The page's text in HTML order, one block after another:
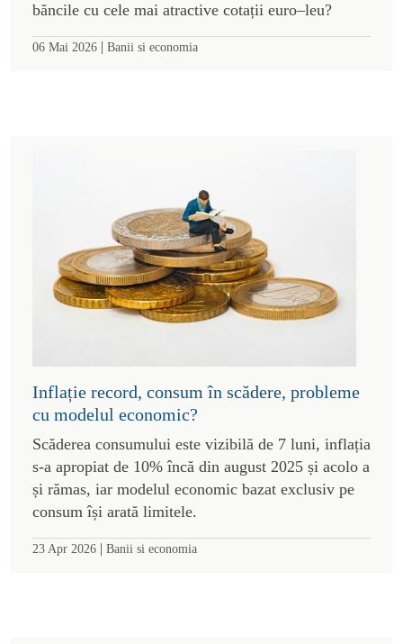
băncile cu cele mai atractive cotații euro–leu?
06 Mai 2026 | Banii si economia
Inflație record, consum în scădere, probleme
cu modelul economic?
Scăderea consumului este vizibilă de 7 luni, inflația
s-a apropiat de 10% încă din august 2025 și acolo a
și rămas, iar modelul economic bazat exclusiv pe
consum își arată limitele.
23 Apr 2026 | Banii si economia